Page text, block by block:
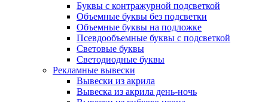
Буквы с контражурной подсветкой
Объемные буквы без подсветки
Объемные буквы на подложке
Псевдообъемные буквы с подсветкой
Световые буквы
Светодиодные буквы
Рекламные вывески
Вывески из акрила
Вывеска из акрила день-ночь